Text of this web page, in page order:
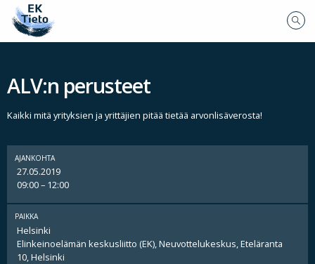
ALV:n perusteet
Kaikki mitä yrityksien ja yrittäjien pitää tietää arvonlisäverosta!
AJANKOHTA
27.05.2019
09:00 – 12:00
PAIKKA
Helsinki
Elinkeinoelämän keskusliitto (EK), Neuvottelukeskus, Eteläranta
10, Helsinki